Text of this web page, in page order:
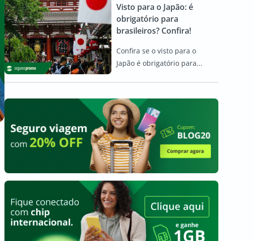
Visto para o Japão: é
obrigatório para
brasileiros? Confira!
Confira se o visto para o
Japão é obrigatório para...